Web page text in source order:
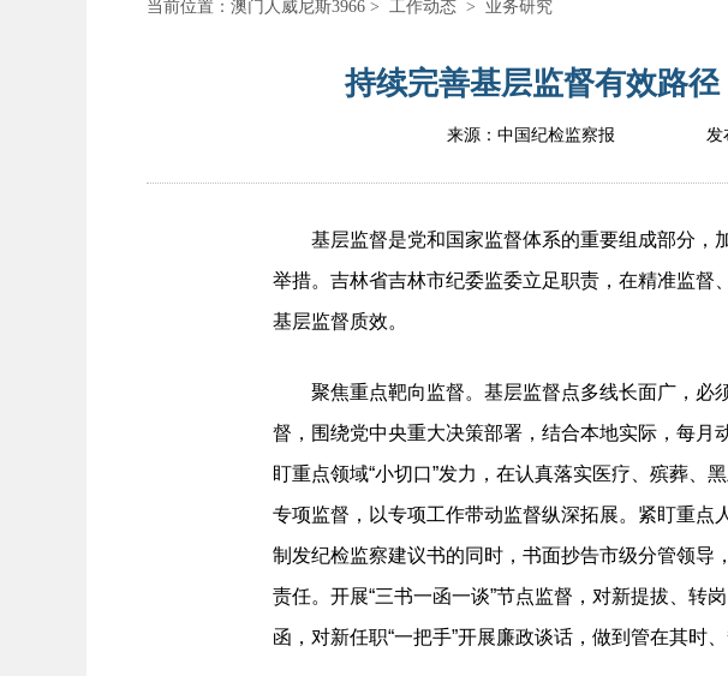
当前位置： 澳门人威尼斯3966 > 工作动态 > 业务研究
持续完善基层监督有效路
来源：中国纪检监察报 发
基层监督是党和国家监督体系的重要组成部分，
举措。吉林省吉林市纪委监委立足职责，在精准监
基层监督质效。
聚焦重点靶向监督。基层监督点多线长面广，必须
督，围绕党中央重大决策部署，结合本地实际，每月
盯重点领域“小切口”发力，在认真落实医疗、殡葬
专项监督，以专项工作带动监督纵深拓展。紧盯重点
制发纪检监察建议书的同时，书面抄告市级分管领
责任。开展“三书一函一谈”节点监督，对新提拔、转
函，对新任职“一把手”开展廉政谈话，做到管在其时、